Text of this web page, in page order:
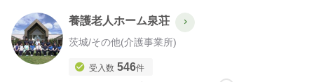
養護老人ホーム泉荘
茨城/その他(介護事業所)
受入数 546件